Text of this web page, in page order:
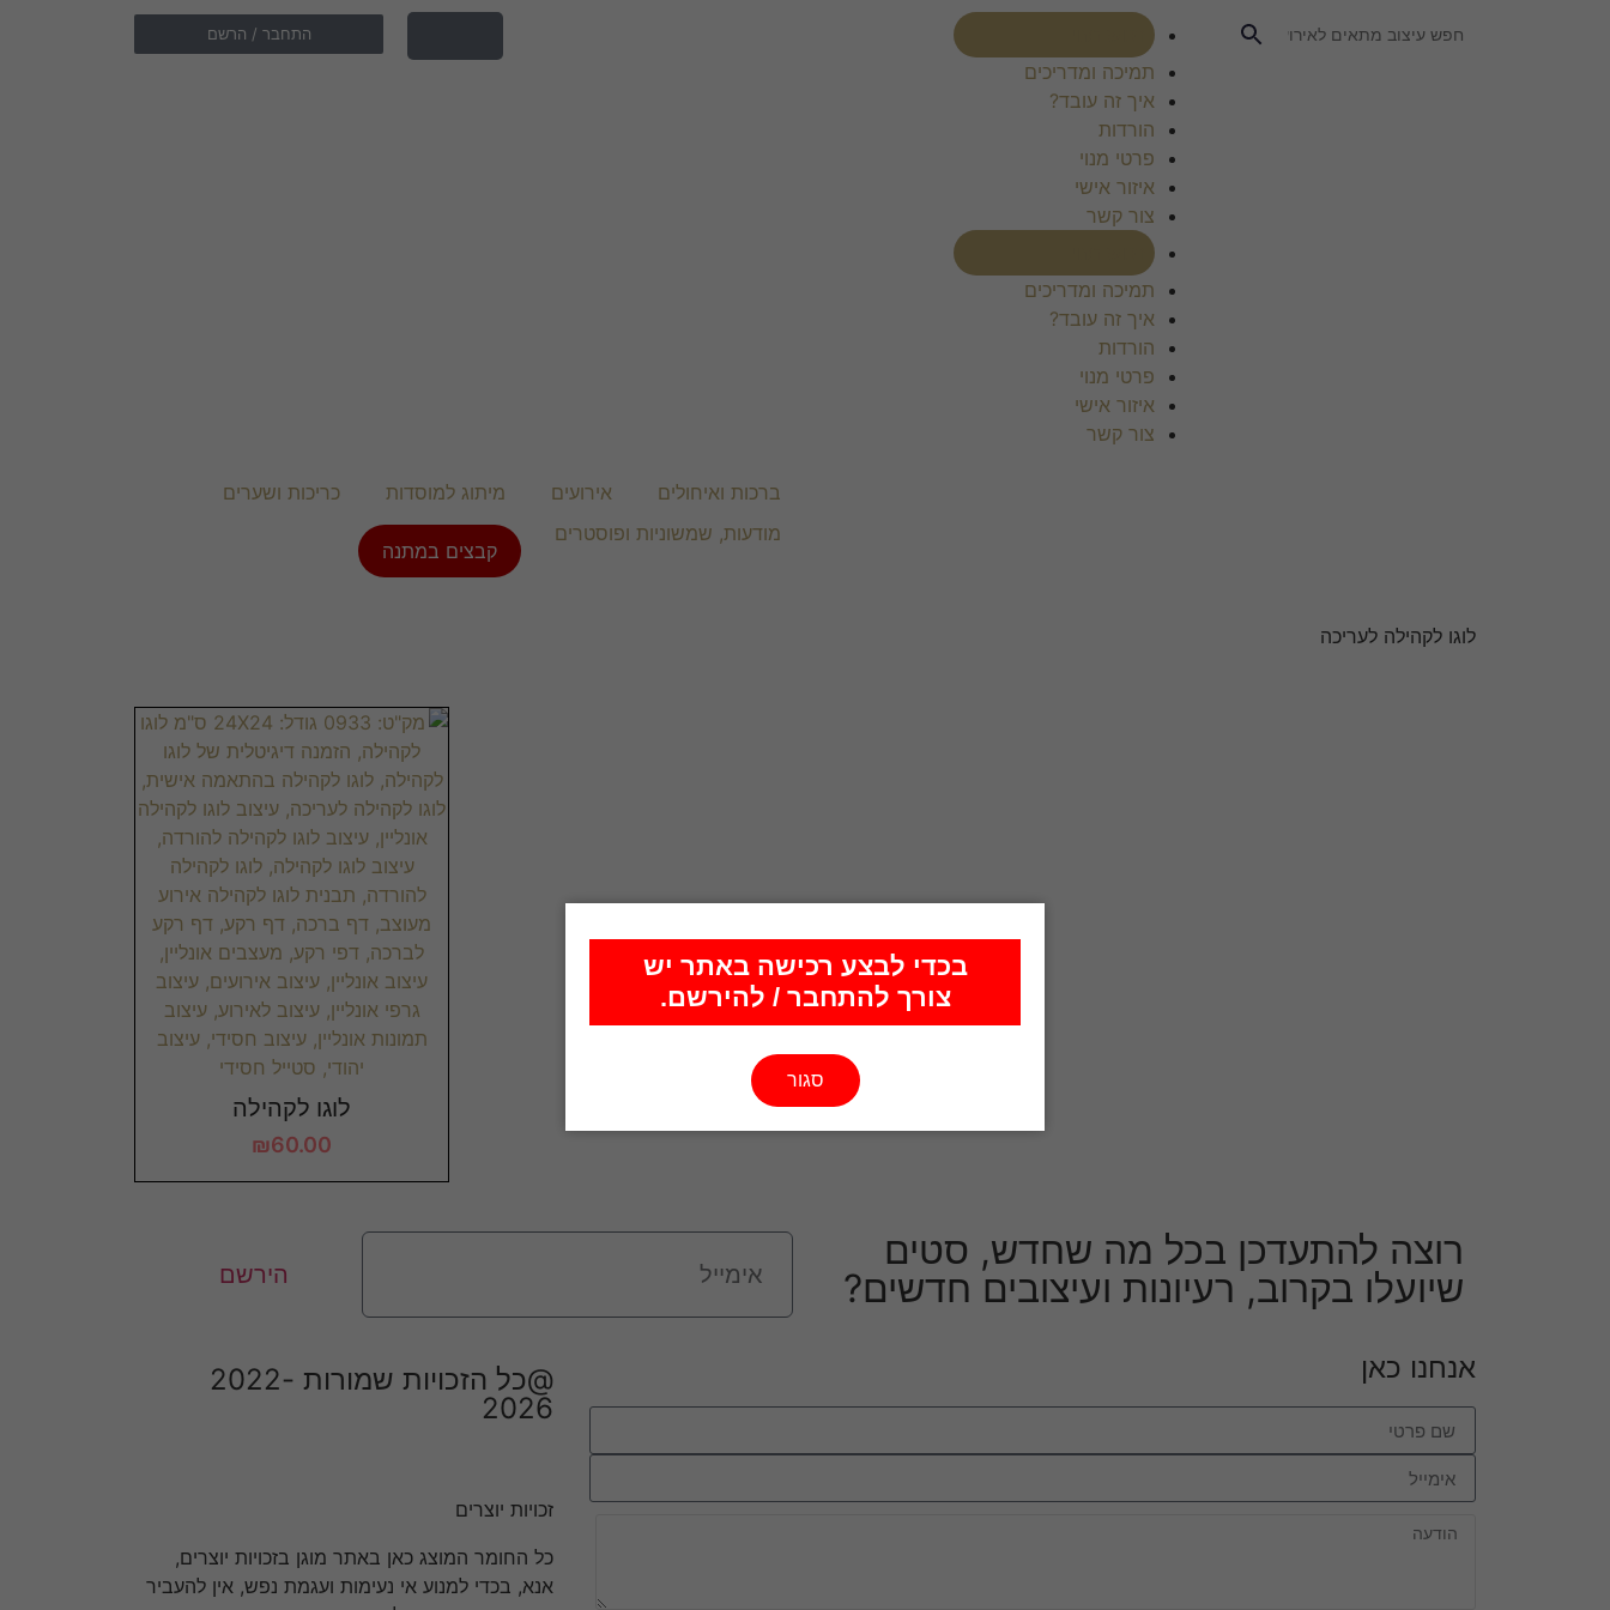
בכדי לבצע רכישה באתר יש
צורך להתחבר / להירשם.
סגור
תמיכה ומדריכים
איך זה עובד?
הורדות
פרטי מנוי
איזור אישי
צור קשר
תמיכה ומדריכים
איך זה עובד?
הורדות
פרטי מנוי
איזור אישי
צור קשר
התחבר / הרשם
ברכות ואיחולים אירועים מיתוג למוסדות
כריכות ושערים
מודעות, שמשוניות ופוסטרים
קבצים במתנה
לוגו לקהילה לעריכה
לוגו לקהילה
₪60.00
רוצה להתעדכן בכל מה שחדש, סטים
שיועלו בקרוב, רעיונות ועיצובים חדשים?
הירשם
אנחנו כאן
@כל הזכויות שמורות 2022-
2026
זכויות יוצרים
כל החומר המוצג כאן באתר מוגן בזכויות יוצרים,
אנא, בכדי למנוע אי נעימות ועגמת נפש, אין להעביר